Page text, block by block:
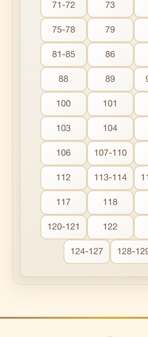
71-72 73
75-78 79
81-85 86
88 89
100 101
103 104
106 107-110
112 113-114
117 118
120-121 122
124-127 128-